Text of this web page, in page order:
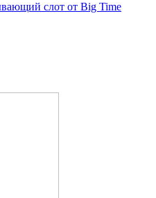
слот от Big Time